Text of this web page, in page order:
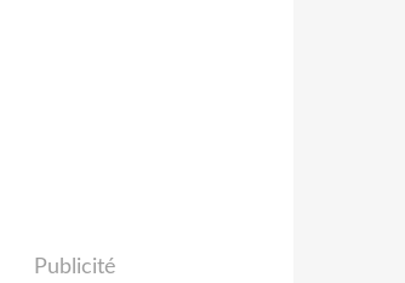
Publicité